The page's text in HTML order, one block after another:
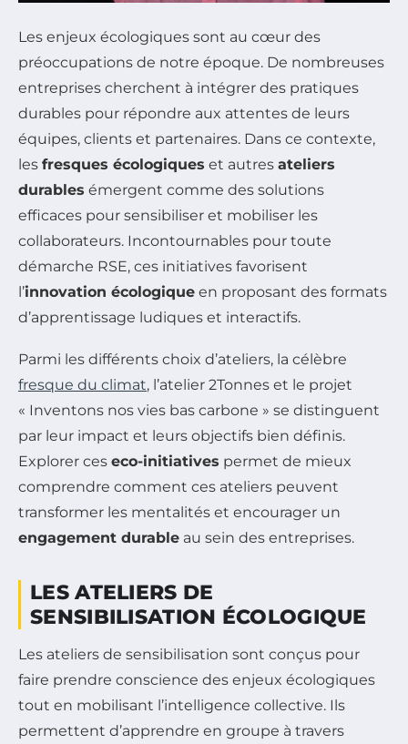
Les enjeux écologiques sont au cœur des
préoccupations de notre époque. De nombreuses
entreprises cherchent à intégrer des pratiques
durables pour répondre aux attentes de leurs
équipes, clients et partenaires. Dans ce contexte,
les fresques écologiques et autres ateliers
durables émergent comme des solutions
efficaces pour sensibiliser et mobiliser les
collaborateurs. Incontournables pour toute
démarche RSE, ces initiatives favorisent
l’innovation écologique en proposant des formats
d’apprentissage ludiques et interactifs.
Parmi les différents choix d’ateliers, la célèbre
fresque du climat, l’atelier 2Tonnes et le projet
« Inventons nos vies bas carbone » se distinguent
par leur impact et leurs objectifs bien définis.
Explorer ces eco-initiatives permet de mieux
comprendre comment ces ateliers peuvent
transformer les mentalités et encourager un
engagement durable au sein des entreprises.
LES ATELIERS DE
SENSIBILISATION ÉCOLOGIQUE
Les ateliers de sensibilisation sont conçus pour
faire prendre conscience des enjeux écologiques
tout en mobilisant l’intelligence collective. Ils
permettent d’apprendre en groupe à travers